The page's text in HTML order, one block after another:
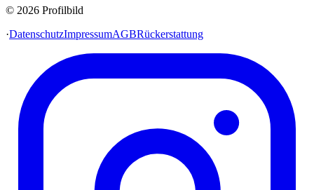
© 2026 Profilbild
·DatenschutzImpressumAGBRückerstattung